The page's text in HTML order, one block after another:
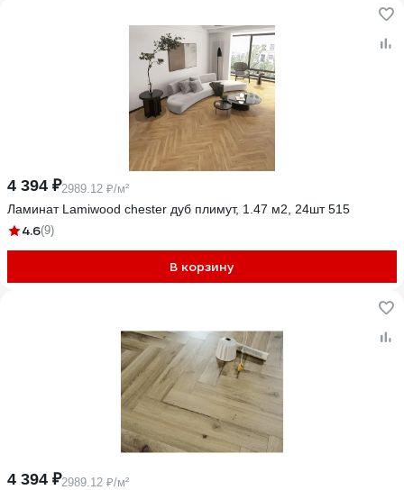
4 394 ₽2989.12 ₽/м²
Ламинат Lamiwood chester дуб плимут, 1.47 м2, 24шт 515
4.6(9)
В корзину
4 394 ₽2989.12 ₽/м²